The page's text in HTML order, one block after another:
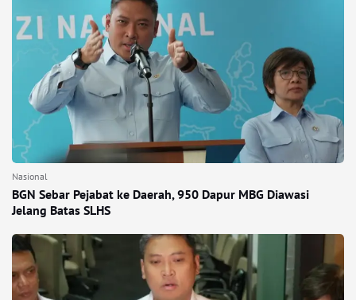
Nasional
BGN Sebar Pejabat ke Daerah, 950 Dapur MBG Diawasi
Jelang Batas SLHS